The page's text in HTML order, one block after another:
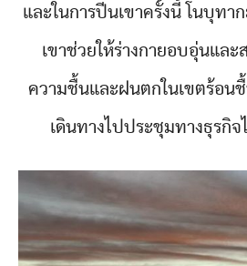
และในการปีนเขาครั้งนี้ โนบุทา
เขาช่วยให้ร่างกายอบอุ่นแล
ความชื้นและฝนตกในเขตร้อนชื้
เดินทางไปประชุมทางธุรกิ